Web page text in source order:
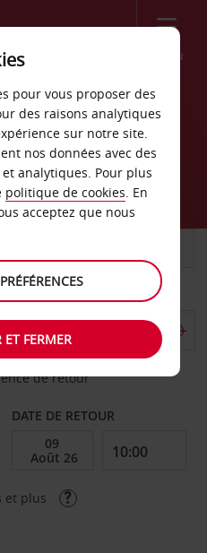
Menu
de retour
DATE DE RETOUR
et plus
pour vous proposer des
des raisons analytiques
sur notre site.
nos données avec des
analytiques. Pour plus
politique de cookies. En
acceptez que nous
ET FERMER